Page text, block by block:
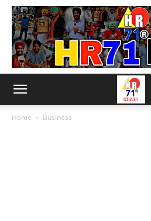
Home Business